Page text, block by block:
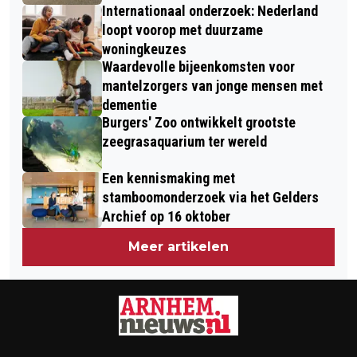
Internationaal onderzoek: Nederland
loopt voorop met duurzame
woningkeuzes
Waardevolle bijeenkomsten voor
mantelzorgers van jonge mensen met
dementie
Burgers' Zoo ontwikkelt grootste
zeegrasaquarium ter wereld
Een kennismaking met
stamboomonderzoek via het Gelders
Archief op 16 oktober
Meer artikelen